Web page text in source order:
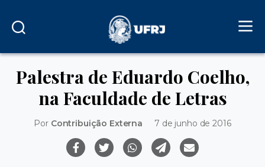
Palestra de Eduardo Coelho,
na Faculdade de Letras
Por Contribuição Externa 7 de junho de 2016